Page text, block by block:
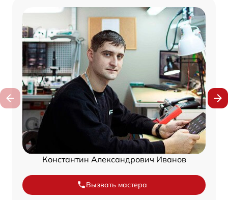
Константин Александрович Иванов
Вызвать мастера